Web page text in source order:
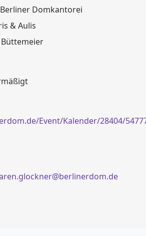
Domkantorei
& Aulis
Event/Kalender/28404/